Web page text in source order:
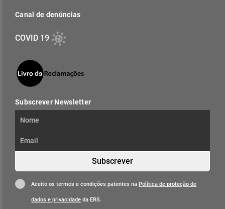
Canal de denúncias
COVID 19
Subscrever Newsletter
Subscrever
Aceito os termos e condições patentes naPolítica de proteção de
dados e privacidade da ERS.